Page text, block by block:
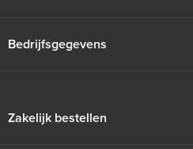
Bedrijfsgegevens
Zakelijk bestellen